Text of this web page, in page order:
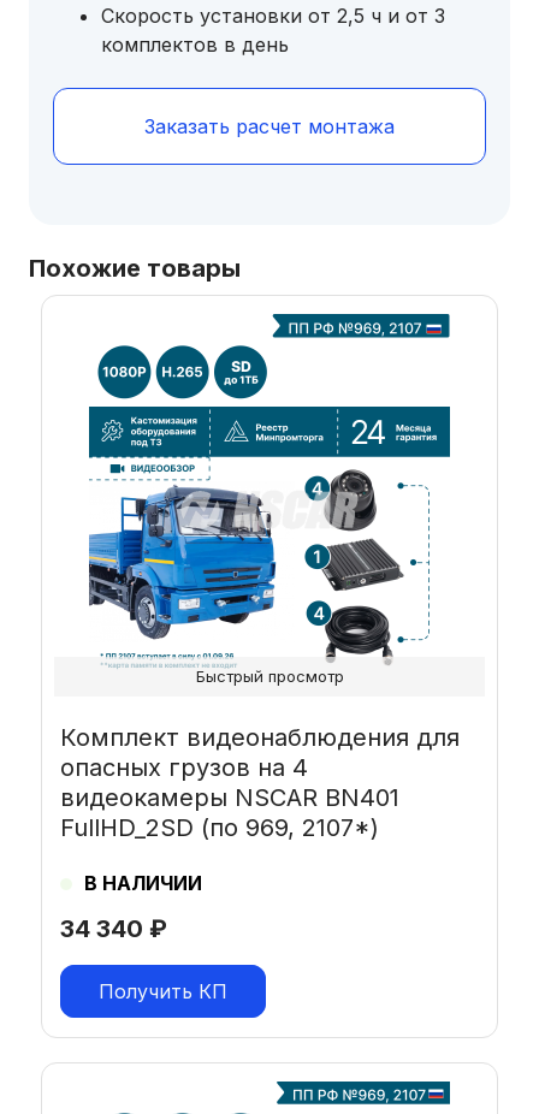
Скорость установки от 2,5 ч и от 3
комплектов в день
Заказать расчет монтажа
Похожие товары
34 340 ₽
Комплект видеонаблюдения для
опасных грузов на 4
видеокамеры NSCAR BN401
FullHD_2SD (по 969, 2107*)
В НАЛИЧИИ
Получить КП
Быстрый просмотр